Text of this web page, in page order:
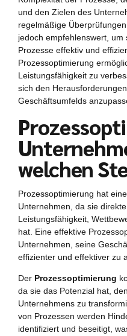
und den Zielen des
regelmäßige
jedoch empfehlenswert,
Prozesse effektiv und
Prozessoptimierung
Leistungsfähigkeit zu
sich den
Geschäftsumfelds
welchen
Prozessoptimierung hat
Unternehmen, da sie
Leistungsfähigkeit,
hat. Eine effektive
Unternehmen, seine
effizienter und effektiver zu
Der Prozessoptimierung
da sie das Potenzial hat,
Unternehmens zu
von Prozessen werden
identifiziert und beseitigt,